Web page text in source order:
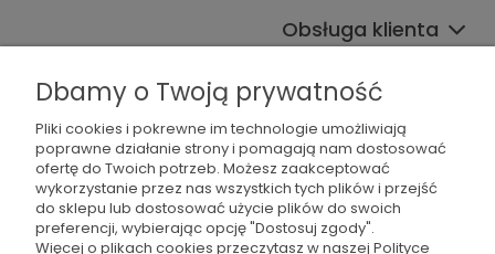
Obsługa klienta
Współpraca
536 042 061
Dbamy o Twoją prywatność
Pliki cookies i pokrewne im technologie umożliwiają
poprawne działanie strony i pomagają nam dostosować
ofertę do Twoich potrzeb. Możesz zaakceptować
wykorzystanie przez nas wszystkich tych plików i przejść
do sklepu lub dostosować użycie plików do swoich
preferencji, wybierając opcję "Dostosuj zgody".
Więcej o plikach cookies przeczytasz w naszej Polityce